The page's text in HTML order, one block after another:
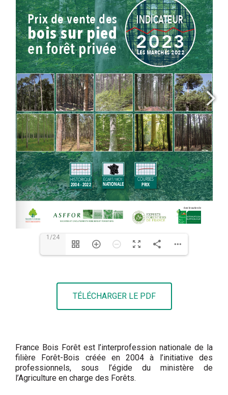
1/24
TÉLÉCHARGER LE PDF
France Bois Forêt est l’interprofession nationale de la
filière Forêt-Bois créée en 2004 à l’initiative des
professionnels, sous l’égide du ministère de
l’Agriculture en charge des Forêts.